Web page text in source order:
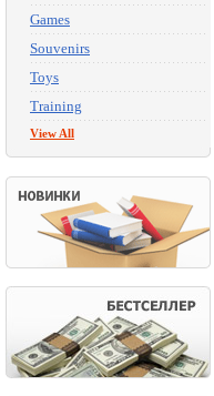
Games
Souvenirs
Toys
Training
View All